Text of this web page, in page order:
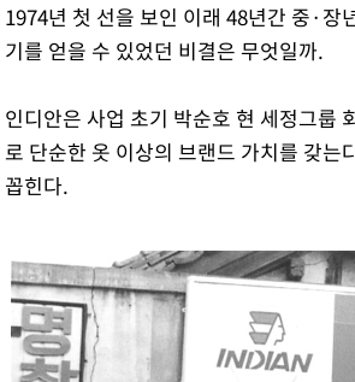
1974년 첫 선을 보인 이래 48년간 중·
기를 얻을 수 있었던 비결은 무엇일까.
인디안은 사업 초기 박순호 현 세정그룹
로 단순한 옷 이상의 브랜드 가치를 갖는
꼽힌다.